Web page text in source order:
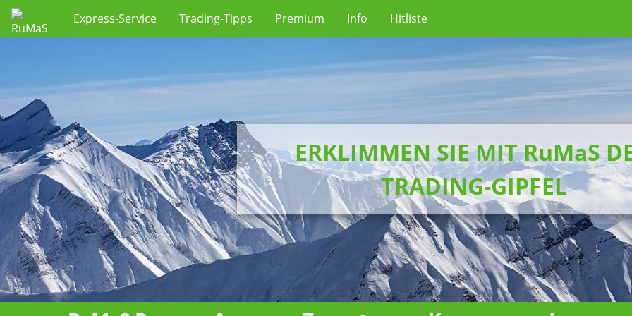
Express-Service Trading-Tipps Premium Info Hitliste
ERKLIMMEN SIE MIT RuMaS
TRADING-GIPFEL